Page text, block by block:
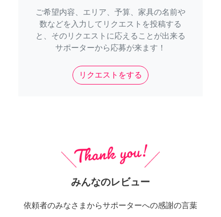
ご希望内容、エリア、予算、家具の名前や
数などを入力してリクエストを投稿する
と、そのリクエストに応えることが出来る
サポーターから応募が来ます！
リクエストをする
みんなのレビュー
依頼者のみなさまからサポーターへの感謝の言葉